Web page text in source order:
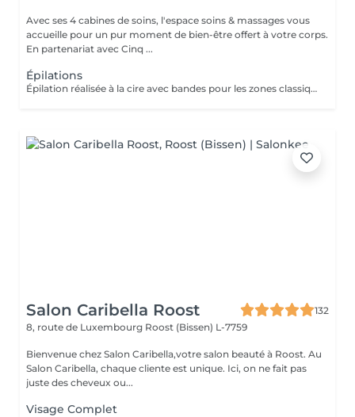
Avec ses 4 cabines de soins, l'espace soins & massages vous
accueille pour un pur moment de bien-être offert à votre corps.
En partenariat avec Cinq ...
Épilations
Épilation réalisée à la cire avec bandes pour les zones classiques et sans bandes pour les zones plus sensibles, afin d'assurer confort et précision. L'épilation du bikini, réservée aux femmes, concerne uniquement les contours du bikini (non intégrale).
Salon Caribella Roost
132
8, route de Luxembourg Roost (Bissen) L-7759
Bienvenue chez Salon Caribella,votre salon beauté à Roost. Au
Salon Caribella, chaque cliente est unique. Ici, on ne fait pas
juste des cheveux ou...
Visage Complet